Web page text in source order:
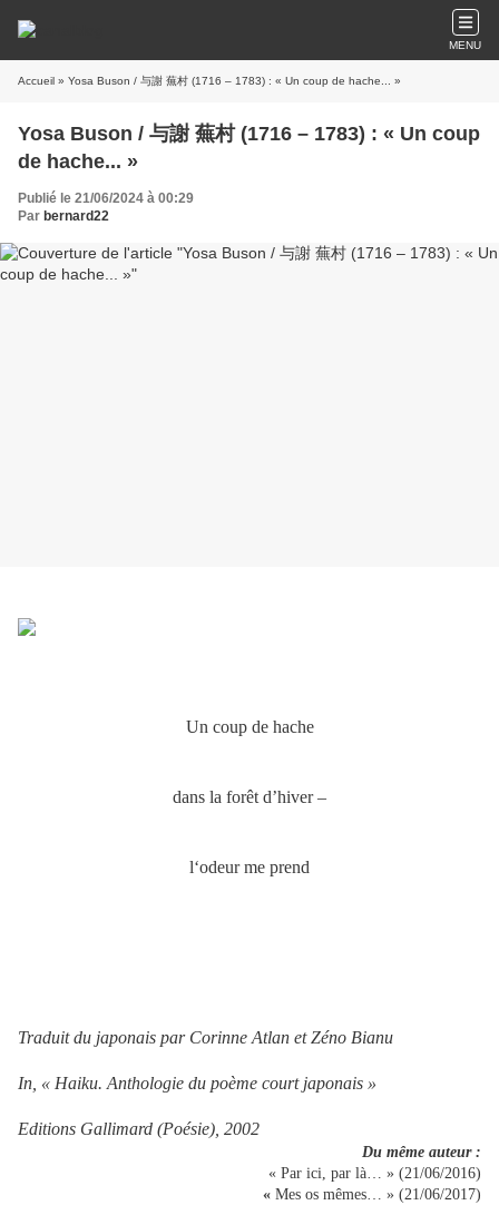
MENU
Accueil » Yosa Buson / 与謝 蕪村 (1716 – 1783) : « Un coup de hache... »
Yosa Buson / 与謝 蕪村 (1716 – 1783) : « Un coup
de hache... »
Publié le 21/06/2024 à 00:29
Par bernard22
Un coup de hache
dans la forêt d’hiver –
l‘odeur me prend
Traduit du japonais par Corinne Atlan et Zéno Bianu
In, « Haiku. Anthologie du poème court japonais »
Editions Gallimard (Poésie), 2002
Du même auteur :
« Par ici, par là… » (21/06/2016)
« Mes os mêmes… » (21/06/2017)